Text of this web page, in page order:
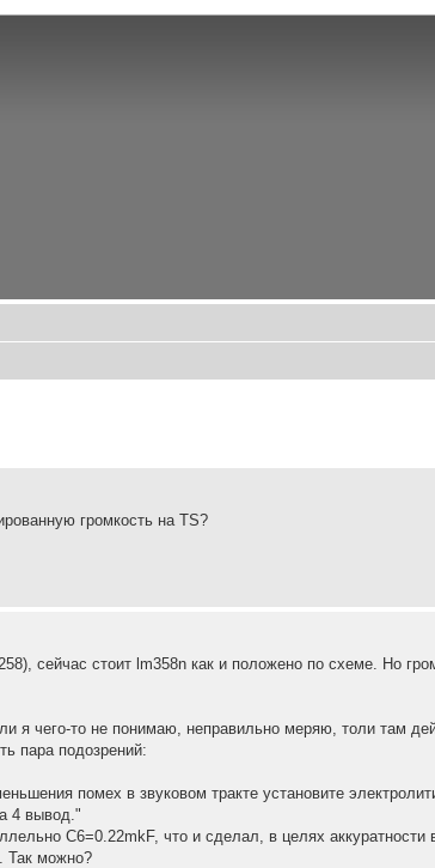
громкость на TS?
сейчас стоит lm358n как и положено по схеме. Но
я чего-то не понимаю, неправильно меряю, толи там
пара подозрений:
помех в звуковом тракте установите
4 вывод."
C6=0.22mkF, что и сделал, в целях
Так можно?